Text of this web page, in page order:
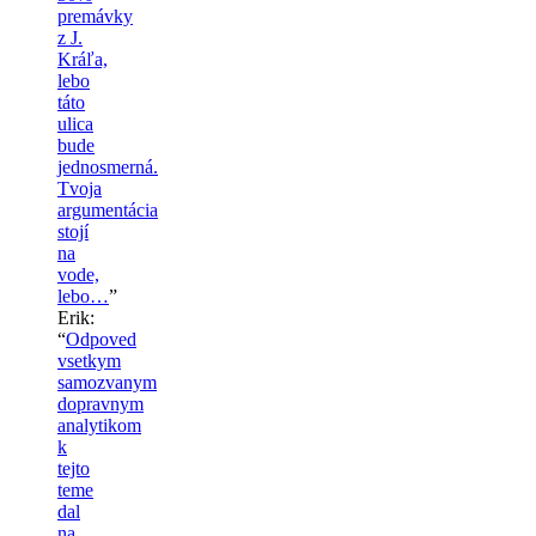
premávky
z J.
Kráľa,
lebo
táto
ulica
bude
jednosmerná.
Tvoja
argumentácia
stojí
na
vode,
lebo…”
Erik:
“Odpoved
vsetkym
samozvanym
dopravnym
analytikom
k
tejto
teme
dal